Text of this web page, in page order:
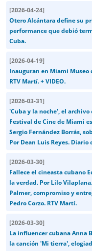
[2026-04-24]
Otero Alcántara define su
performance que debió
Cuba.
[2026-04-19]
Inauguran en Miami Museo
RTV Martí. + VIDEO.
[2026-03-31]
'Cuba y la noche', el
Festival de Cine de Miami
Sergio Fernández Borrás,
Por Dean Luis Reyes. Diario
[2026-03-30]
Fallece el cineasta cubano
la verdad. Por Lilo
Palmer, compromiso y
Pedro Corzo. RTV Martí.
[2026-03-30]
La influencer cubana Anna
la canción 'Mi tierra',